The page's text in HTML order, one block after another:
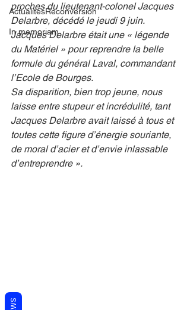
ActualitésReconversion
In memoriam
proches du lieutenant-colonel Jacques
Delarbre, décédé le jeudi 9 juin.
Jacques Delarbre était une « légende
du Matériel » pour reprendre la belle
formule du général Laval, commandant
l’Ecole de Bourges.
Sa disparition, bien trop jeune, nous
laisse entre stupeur et incrédulité, tant
Jacques Delarbre avait laissé à tous et
toutes cette figure d’énergie souriante,
de moral d’acier et d’envie inlassable
d’entreprendre ».